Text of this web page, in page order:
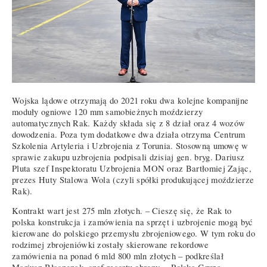
Wojska lądowe otrzymają do 2021 roku dwa kolejne kompanijne
moduły ogniowe 120 mm samobieżnych moździerzy
automatycznych Rak. Każdy składa się z 8 dział oraz 4 wozów
dowodzenia. Poza tym dodatkowe dwa działa otrzyma Centrum
Szkolenia Artyleria i Uzbrojenia z Torunia. Stosowną umowę w
sprawie zakupu uzbrojenia podpisali dzisiaj gen. bryg. Dariusz
Pluta szef Inspektoratu Uzbrojenia MON oraz Bartłomiej Zając,
prezes Huty Stalowa Wola (czyli spółki produkującej moździerze
Rak).
Kontrakt wart jest 275 mln złotych. – Cieszę się, że Rak to
polska konstrukcja i zamówienia na sprzęt i uzbrojenie mogą być
kierowane do polskiego przemysłu zbrojeniowego. W tym roku do
rodzimej zbrojeniówki zostały skierowane rekordowe
zamówienia na ponad 6 mld 800 mln złotych – podkreślał